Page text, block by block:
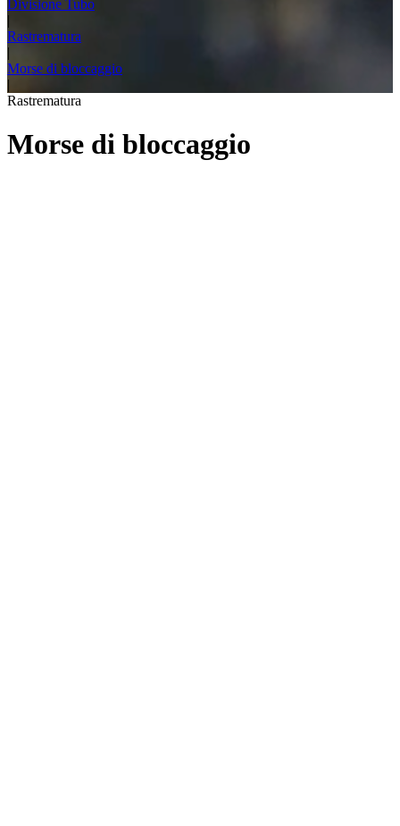
Divisione Tubo
|
Rastrematura
|
Morse di bloccaggio
|
Rastrematura
Morse di bloccaggio